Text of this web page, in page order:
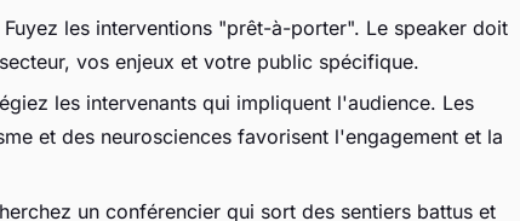
Fuyez les interventions "prêt-à-porter". Le speaker doit
vos enjeux et votre public spécifique.
les intervenants qui impliquent l'audience. Les
et des neurosciences favorisent l'engagement et la
un conférencier qui sort des sentiers battus et